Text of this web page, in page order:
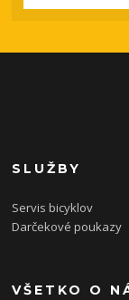
SLUŽBY
Servis bicyklov
Darčekové poukazy
VŠETKO O